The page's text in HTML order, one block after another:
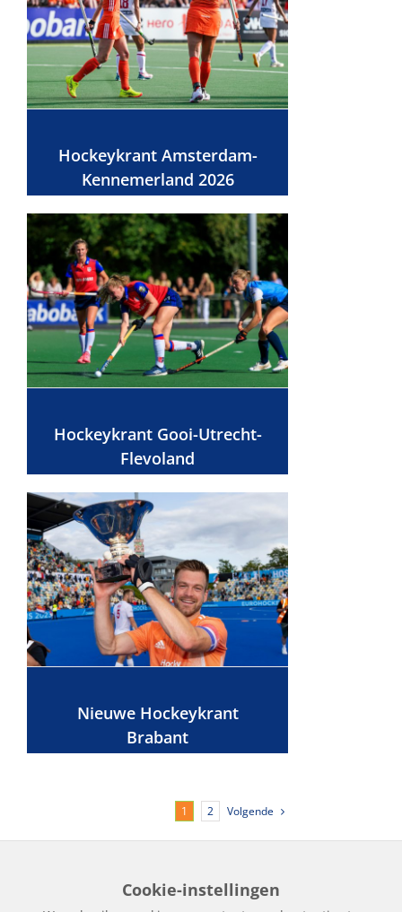
Hockeykrant Amsterdam-
Kennemerland 2026
Hockeykrant Gooi-Utrecht-
Flevoland
Nieuwe Hockeykrant
Brabant
1 2 Volgende
Over Hockeykrant Adverteren
Cookie-instellingen